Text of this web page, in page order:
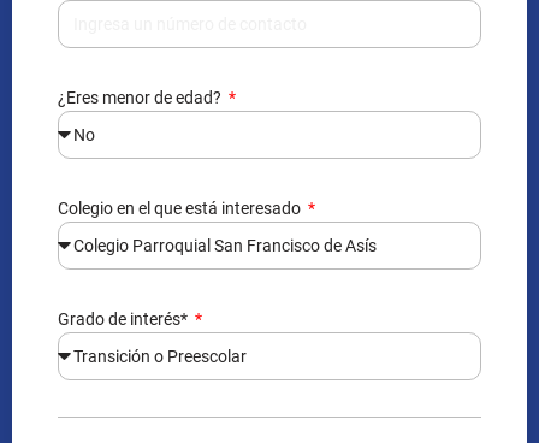
¿Eres menor de edad?
Colegio en el que está interesado
Grado de interés*